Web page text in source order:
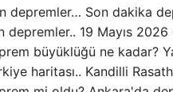
depremler… Son dakika
depremler.. 19 Mayıs
büyüklüğü ne kadar?
haritası.. Kandilli